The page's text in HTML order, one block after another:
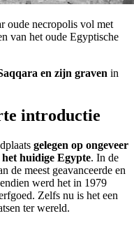
oude necropolis vol met
van het oude Egyptische
en zijn graven in
introductie
gelegen op ongeveer
huidige Egypte. In de
de meest geavanceerde en
werd het in 1979
Zelfs nu is het een
ter wereld.